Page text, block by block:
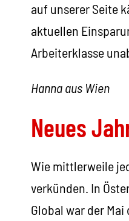
auf unserer Seite
aktuellen
Arbeiterklasse
Hanna aus Wien
Neues
Wie mittlerweile
verkünden. In
Global war der